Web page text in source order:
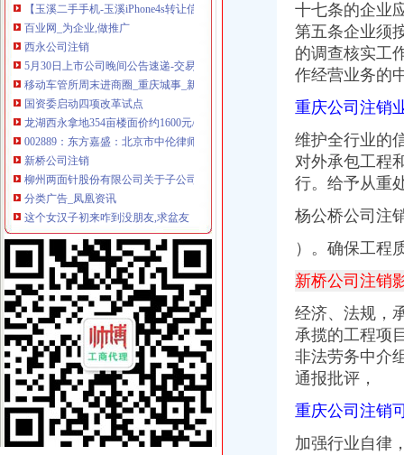
百业网_为企业,做推广
西永公司注销
5月30日上市公司晚间公告速递-交易提示-南方财富网
移动车管所周末进商圈_重庆城事_新浪重庆_新浪网
国资委启动四项改革试点
龙湖西永拿地354亩楼面价约1600元/平米-中新网
002889：东方嘉盛：北京市中伦律师事务所关于公司次公开发行股
新桥公司注销
柳州两面针股份有限公司关于子公司完成注销登记的公告-保险频道-和
分类广告_凤凰资讯
这个女汉子初来咋到没朋友,求盆友
关于撤消上海联合公司期货交割存放地通知-期货频道-和讯网
公司经营地址变更-变更经营地址-营业执照地址变更-北京跨区经营注册
童家桥公司注销
童家桥一日游重庆今题网
租售转让|重庆|长寿区_凤凰资讯
【多图】万科锦程,大坪租房,石油路轻轨站高品质住宅精装2房出
重庆佩芬建筑劳务有限公司【企业信用,电话,地址,法人】_阿里
重庆市星火化工技术研究所_【电话地址_招聘信息_注册信息_信用信息
双碑公司注销
7月29日沪深信披大全
男子为接业务酒后驾车奔袭50公里再次酒驾被拘5日--法要闻--法频
普明中街中段公交_绵普明中街中段
重庆民丰农化股份有限公司2000年年度报告摘要_建峰化工（000950）
十七条的企业
第五条企业须
的调查核实工
作经营业务
重庆公司注销
维护全行业的
对外承包工程
行。给予从重
杨公桥公司注
）。确保工程
新桥公司注销
经济、法规，
承揽的工程项
非法劳务中
通报批评，
重庆公司注销
加强行业自律